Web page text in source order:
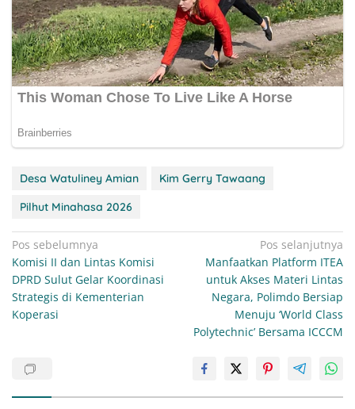
Desa Watuliney Amian
Kim Gerry Tawaang
Pilhut Minahasa 2026
Navigasi
pos
Pos sebelumnya
Komisi II dan Lintas Komisi
DPRD Sulut Gelar Koordinasi
Strategis di Kementerian
Koperasi
Pos selanjutnya
Manfaatkan Platform ITEA
untuk Akses Materi Lintas
Negara, Polimdo Bersiap
Menuju ‘World Class
Polytechnic’ Bersama ICCCM